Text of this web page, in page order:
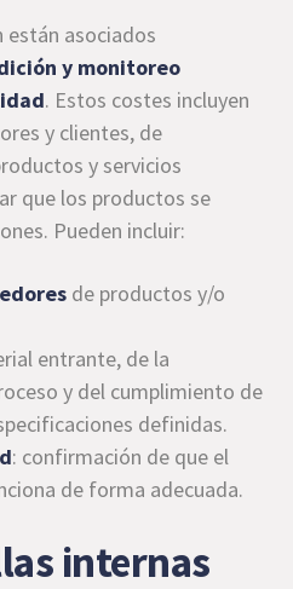
están asociados
y monitoreo
. Estos costes incluyen
y clientes, de
y servicios
que los productos se
Pueden incluir:
de productos y/o
entrante, de la
y del cumplimiento de
definidas.
: confirmación de que el
de forma adecuada.
internas